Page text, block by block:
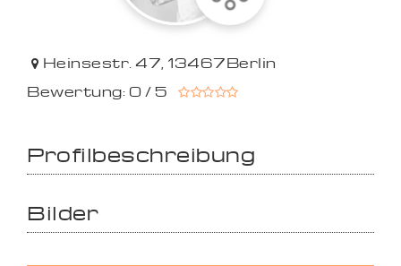
Heinsestr. 47, 13467Berlin
Bewertung: 0 / 5
Profilbeschreibung
Bilder